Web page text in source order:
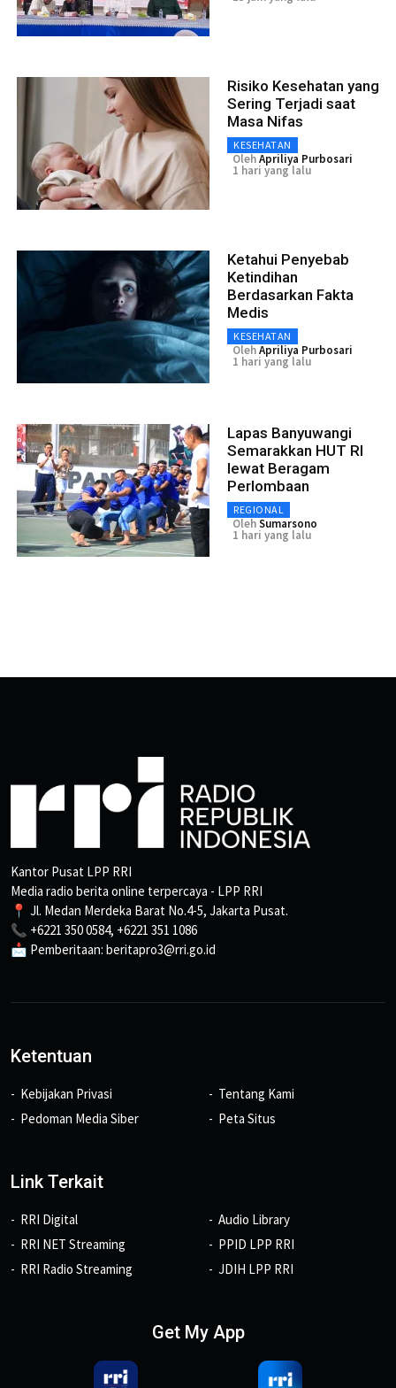
Risiko Kesehatan yang
Sering Terjadi saat
Masa Nifas
KESEHATAN
OlehApriliya Purbosari
1 hari yang lalu
Ketahui Penyebab
Ketindihan
Berdasarkan Fakta
Medis
KESEHATAN
OlehApriliya Purbosari
1 hari yang lalu
Lapas Banyuwangi
Semarakkan HUT RI
lewat Beragam
Perlombaan
REGIONAL
OlehSumarsono
1 hari yang lalu
Kantor Pusat LPP RRI
Media radio berita online terpercaya - LPP RRI
📍 Jl. Medan Merdeka Barat No.4-5, Jakarta Pusat.
📞 +6221 350 0584, +6221 351 1086
📩 Pemberitaan: beritapro3@rri.go.id
Ketentuan
Kebijakan Privasi
Pedoman Media Siber
Tentang Kami
Peta Situs
Link Terkait
RRI Digital
RRI NET Streaming
RRI Radio Streaming
Audio Library
PPID LPP RRI
JDIH LPP RRI
Get My App